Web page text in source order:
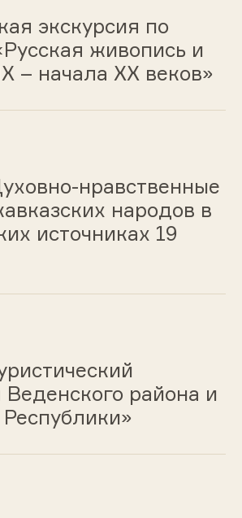
экскурсия по
живопись и
– начала ХХ веков»
нравственные
народов в
источниках 19
района и